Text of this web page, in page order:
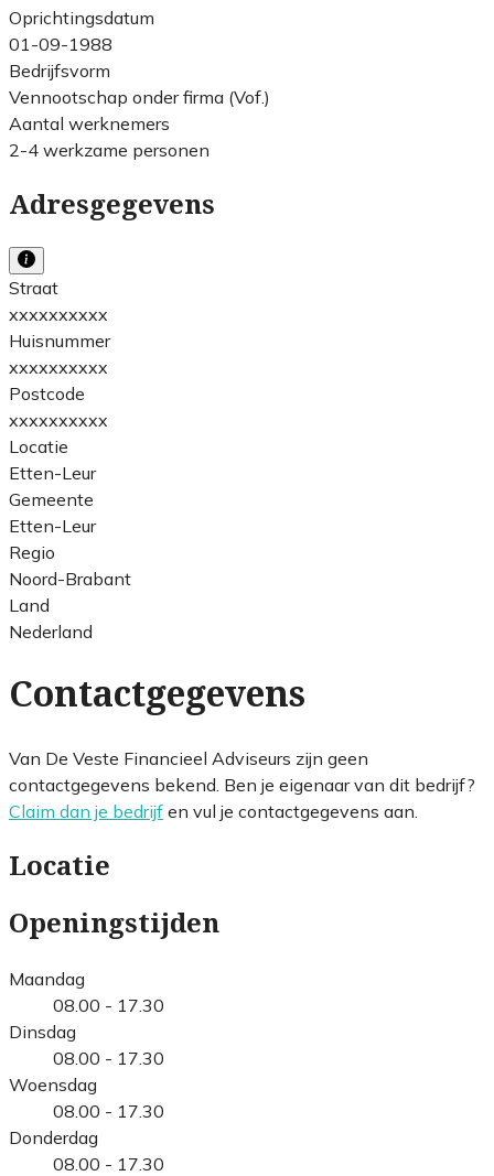
Oprichtingsdatum
01-09-1988
Bedrijfsvorm
Vennootschap onder firma (Vof.)
Aantal werknemers
2-4 werkzame personen
Adresgegevens
Straat
xxxxxxxxxx
Huisnummer
xxxxxxxxxx
Postcode
xxxxxxxxxx
Locatie
Etten-Leur
Gemeente
Etten-Leur
Regio
Noord-Brabant
Land
Nederland
Contactgegevens
Van De Veste Financieel Adviseurs zijn geen
contactgegevens bekend. Ben je eigenaar van dit bedrijf?
Claim dan je bedrijf en vul je contactgegevens aan.
Locatie
Openingstijden
Maandag
08.00 - 17.30
Dinsdag
08.00 - 17.30
Woensdag
08.00 - 17.30
Donderdag
08.00 - 17.30